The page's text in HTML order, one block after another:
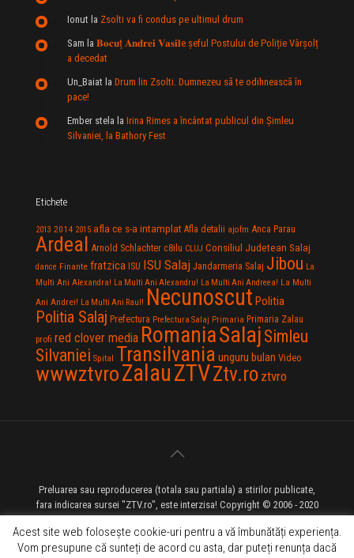
Ionut la Zsolti va fi condus pe ultimul drum
Sam la 𝐁𝐨𝐜𝐮ț 𝐀𝐧𝐝𝐫𝐞𝐢 𝐕𝐚𝐬𝐢𝐥e şeful Postului de Poliție Vârșolț
a decedat
Un_Baiat la Drum lin Zsolti. Dumnezeu sã te odihneascã în
pace!
Ember stela la Irina Rimes a încântat publicul din Şimleu
Silvaniei, la Bathory Fest
Etichete
2013 2014 2015 afla ce s-a intamplat Afla detalii ajofm Anca Parau
Ardeal Arnold Schlachter c8ilu CLUJ Consiliul Judetean Salaj
dance Finante fratzica ISU ISU Salaj Jandarmeria Salaj Jibou La
Multi Ani Alexandra! La Multi Ani Alexandru! La Multi Ani Andreea! La Multi
Ani Andrei! La Multi Ani Raul! Necunoscut Politia
Politia Salaj Prefectura Prefectura Salaj Primaria Primaria Zalau
profi red clover media RomaniaSalaj Simleu
Silvaniei Spital Transilvania unguru bulan Video
wwwztvroZalauZTVZtv.ro ztvro
Preluarea sau reproducerea (totala sau partiala) a stirilor publicate,
fara indicarea sursei "ZTV.ro", este interzisa! Copyright © 2006 - 2020
ZTV.ro - Televiziune pe Internet - Zalau TV
Acest site web folosește cookie-uri pentru a vă îmbunătăți experiența.
Vom presupune că sunteți de acord cu asta, dar puteți renunța dacă